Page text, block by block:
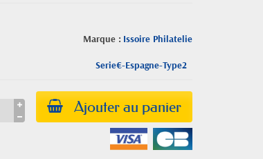
Marque : Issoire Philatelie
Serie€-Espagne-Type2
Ajouter au panier